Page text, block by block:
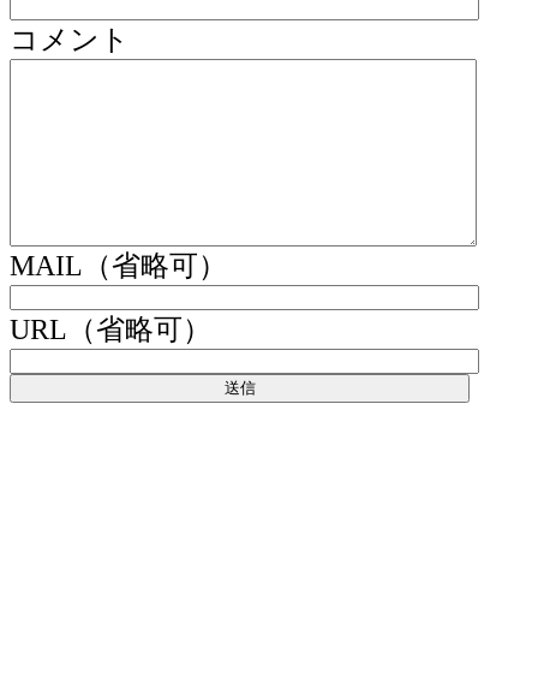
コメント
MAIL（省略可）
URL（省略可）